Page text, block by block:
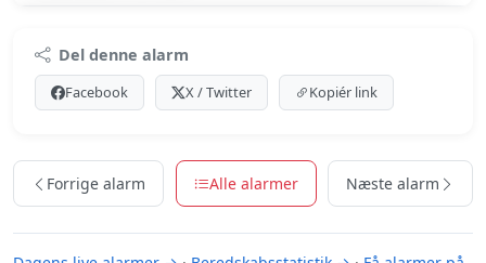
Log ind med Premium for at se meldingen og kortet.
Se Premium-muligheder
Del denne alarm
Facebook X / Twitter Kopiér link
Forrige alarm Alle alarmer Næste alarm